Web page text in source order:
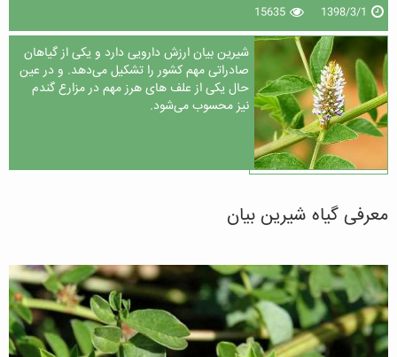
1398/3/1
15635
شیرین بیان ارزش دارویی دارد و یکی از گیاهان
صادراتی مهم کشور را تشکیل می‌دهد. و در عین
حال یکی از علف های هرز مهم در مزارع گندم
نیز محسوب می‌شود.
معرفی گیاه شیرین بیان